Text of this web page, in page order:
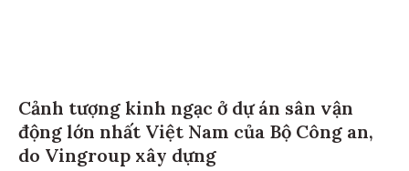
Cảnh tượng kinh ngạc ở dự án sân vận
động lớn nhất Việt Nam của Bộ Công an,
do Vingroup xây dựng